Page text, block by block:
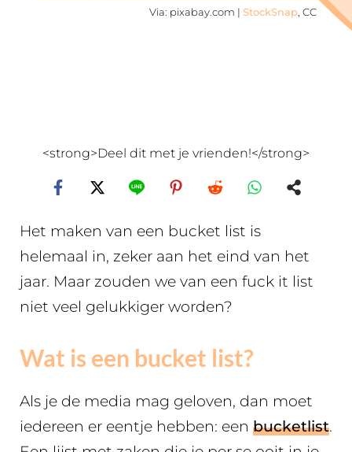
Via: pixabay.com | StockSnap , CC
<strong>Deel dit met je vrienden!</strong>
Het maken van een bucket list is
helemaal in, zeker aan het eind van het
jaar. Maar zouden we van een fuck it list
niet veel gelukkiger worden?
Wat is een bucket list?
Als je de media mag geloven, dan moet
iedereen er eentje hebben: een bucketlist.